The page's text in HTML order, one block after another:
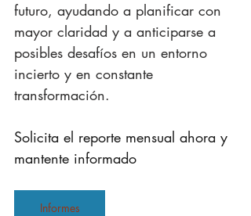
futuro, ayudando a planificar con
mayor claridad y a anticiparse a
posibles desafíos en un entorno
incierto y en constante
transformación.
Solicita el reporte mensual ahora y
mantente informado
Informes